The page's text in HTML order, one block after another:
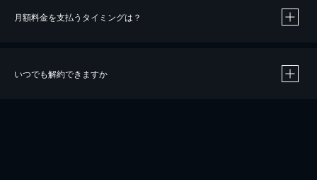
※40％ポイント還元の対象は、クレジットカード決済による作品の購入 / レンタルです。
月額料金を支払うタイミングは？
いつでも解約できますか